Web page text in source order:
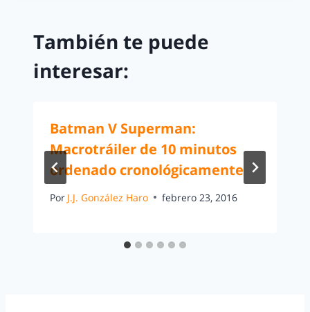
También te puede
interesar:
Batman V Superman:
Macrotráiler de 10 minutos
ordenado cronológicamente
Por J.J. González Haro febrero 23, 2016